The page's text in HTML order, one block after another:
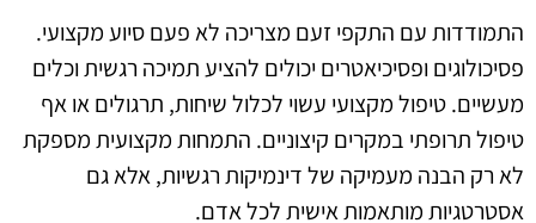
התמודדות עם התקפי זעם מצריכה לא פעם סיוע מקצועי.
פסיכולוגים ופסיכיאטרים יכולים להציע תמיכה רגשית וכלים
מעשיים. טיפול מקצועי עשוי לכלול שיחות, תרגולים או אף
טיפול תרופתי במקרים קיצוניים. התמחות מקצועית מספקת
לא רק הבנה מעמיקה של דינמיקות רגשיות, אלא גם
אסטרטגיות מותאמות אישית לכל אדם.